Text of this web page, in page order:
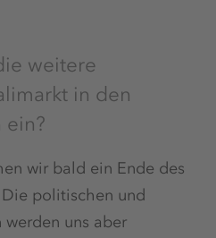
weitere
in den
ein?
wir bald ein Ende des
politischen und
uns aber